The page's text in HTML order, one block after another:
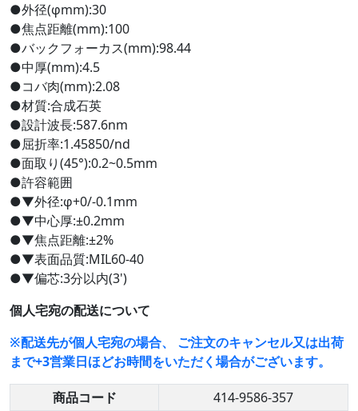
●外径(φmm):30
●焦点距離(mm):100
●バックフォーカス(mm):98.44
●中厚(mm):4.5
●コバ肉(mm):2.08
●材質:合成石英
●設計波長:587.6nm
●屈折率:1.45850/nd
●面取り(45°):0.2~0.5mm
●許容範囲
●▼外径:φ+0/-0.1mm
●▼中心厚:±0.2mm
●▼焦点距離:±2%
●▼表面品質:MIL60-40
●▼偏芯:3分以内(3')
個人宅宛の配送について
※配送先が個人宅宛の場合、 ご注文のキャンセル又は出荷
まで+3営業日ほどお時間をいただく場合がございます。
商品コード
414-9586-357